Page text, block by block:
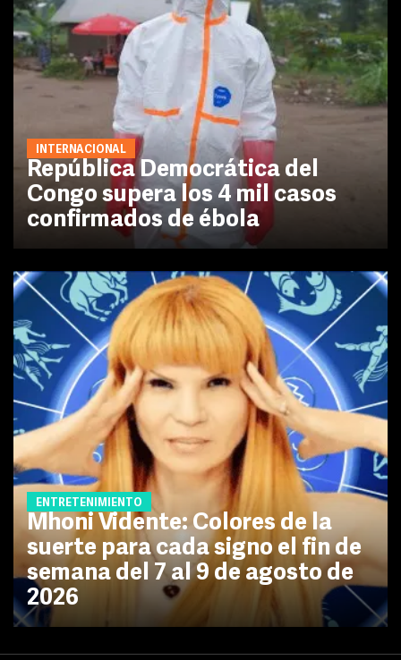
INTERNACIONAL
República Democrática del
Congo supera los 4 mil casos
confirmados de ébola
ENTRETENIMIENTO
Mhoni Vidente: Colores de la
suerte para cada signo el fin de
semana del 7 al 9 de agosto de
2026